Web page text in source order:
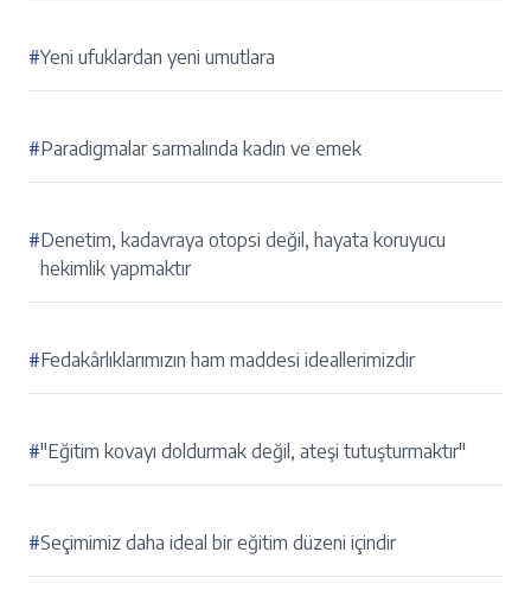
#Yeni ufuklardan yeni umutlara
#Paradigmalar sarmalında kadın ve emek
#Denetim, kadavraya otopsi değil, hayata koruyucu
hekimlik yapmaktır
#Fedakârlıklarımızın ham maddesi ideallerimizdir
#"Eğitim kovayı doldurmak değil, ateşi tutuşturmaktır"
#Seçimimiz daha ideal bir eğitim düzeni içindir